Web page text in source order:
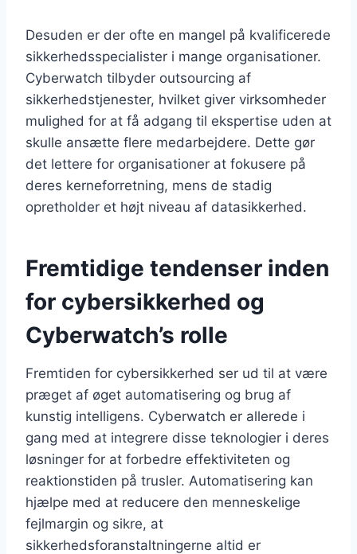
Desuden er der ofte en mangel på kvalificerede
sikkerhedsspecialister i mange organisationer.
Cyberwatch tilbyder outsourcing af
sikkerhedstjenester, hvilket giver virksomheder
mulighed for at få adgang til ekspertise uden at
skulle ansætte flere medarbejdere. Dette gør
det lettere for organisationer at fokusere på
deres kerneforretning, mens de stadig
opretholder et højt niveau af datasikkerhed.
Fremtidige tendenser inden
for cybersikkerhed og
Cyberwatch’s rolle
Fremtiden for cybersikkerhed ser ud til at være
præget af øget automatisering og brug af
kunstig intelligens. Cyberwatch er allerede i
gang med at integrere disse teknologier i deres
løsninger for at forbedre effektiviteten og
reaktionstiden på trusler. Automatisering kan
hjælpe med at reducere den menneskelige
fejlmargin og sikre, at
sikkerhedsforanstaltningerne altid er